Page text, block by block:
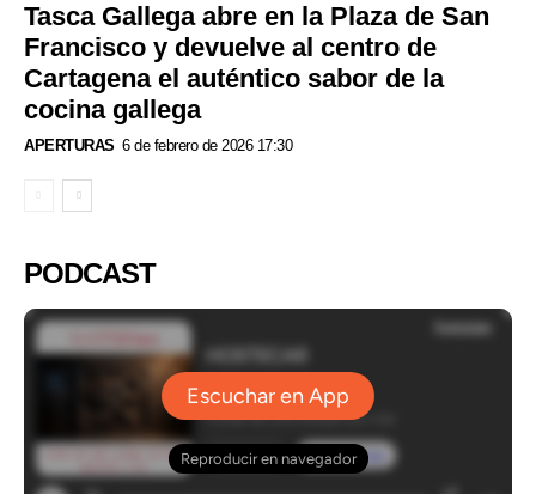
Tasca Gallega abre en la Plaza de San
Francisco y devuelve al centro de
Cartagena el auténtico sabor de la
cocina gallega
APERTURAS 6 de febrero de 2026 17:30
PODCAST